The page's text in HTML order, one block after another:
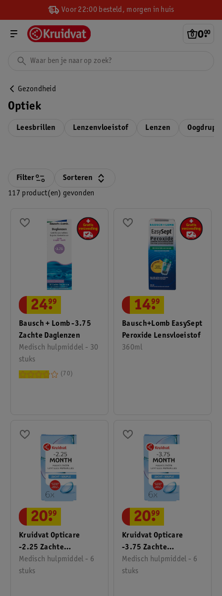
Voor 22:00 besteld, morgen in huis
0.
00
Gezondheid
Optiek
Leesbrillen Lenzenvloeistof Lenzen
117 product(en) gevonden
Filter Sorteren
Bausch + Lomb -3.75
Zachte Daglenzen
Medisch hulpmiddel - 30
stuks
24.
99
70
Bausch+Lomb EasySept
Peroxide Lensvloeistof
360ml
14.
99
Kruidvat Opticare
-2.25 Zachte
Maandlenzen
Medisch hulpmiddel - 6
stuks
20.
99
Kruidvat Opticare
-3.75 Zachte
Maandlenzen
Medisch hulpmiddel - 6
stuks
20.
99